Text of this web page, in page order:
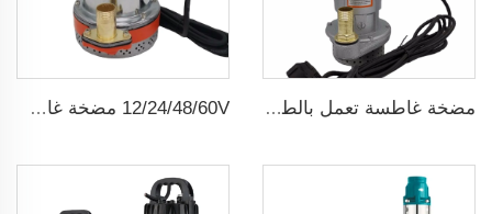
مضخة غاطسة تعمل بالطاقة الشمسية لآبار المياه العميقة DC 12/24/48/60V مضخة غاطسة شمسية صغيرة dc ذات فرشاة